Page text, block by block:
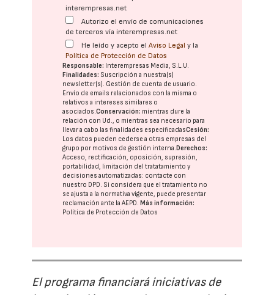
interempresas.net
Autorizo el envío de comunicaciones
de terceros vía interempresas.net
He leído y acepto elAviso Legal y la
Política de Protección de Datos
Responsable: Interempresas Media, S.L.U.
Finalidades: Suscripción a nuestra(s)
newsletter(s). Gestión de cuenta de usuario.
Envío de emails relacionados con la misma o
relativos a intereses similares o
asociados.Conservación: mientras dure la
relación con Ud., o mientras sea necesario para
llevar a cabo las finalidades especificadasCesión:
Los datos pueden cederse a otras empresas del
grupo por motivos de gestión interna. Derechos:
Acceso, rectificación, oposición, supresión,
portabilidad, limitación del tratatamiento y
decisiones automatizadas: contacte con
nuestro DPD. Si considera que el tratamiento no
se ajusta a la normativa vigente, puede presentar
reclamación ante laAEPD. Más información:
Política de Protección de Datos
El programa financiará iniciativas de